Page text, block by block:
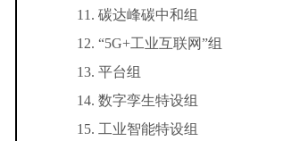
11.碳达峰碳中和组
12.“5G+工业互联网”组
13.平台组
14.数字孪生特设组
15. 工业智能特设组